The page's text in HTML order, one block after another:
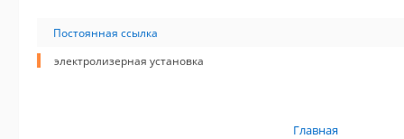
Постоянная ссылка
электролизерная установка
Главная